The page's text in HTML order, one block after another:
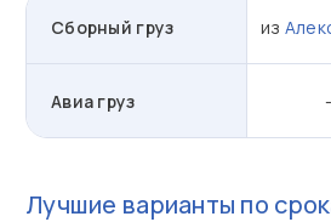
Сборный груз из
Авиа груз -
Лучшие варианты по